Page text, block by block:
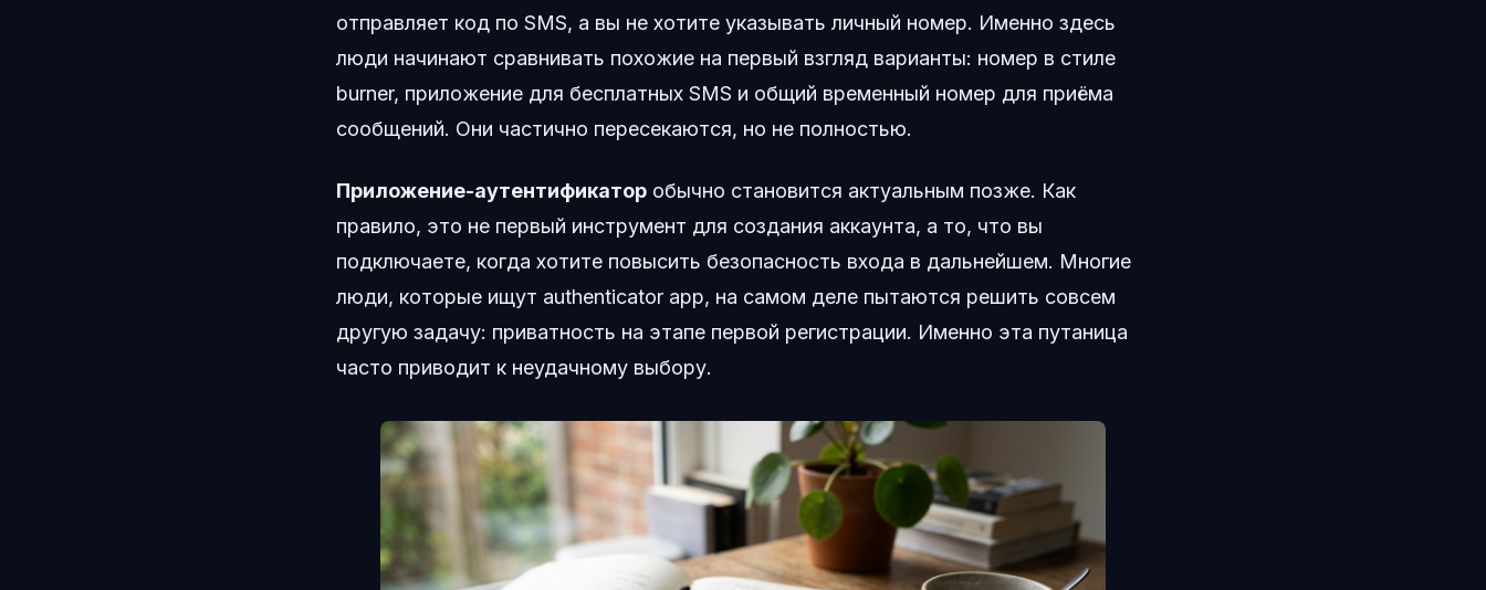
отправляет код по SMS, а вы не хотите указывать личный номер. Именно здесь
люди начинают сравнивать похожие на первый взгляд варианты: номер в стиле
burner, приложение для бесплатных SMS и общий временный номер для приёма
сообщений. Они частично пересекаются, но не полностью.
Приложение-аутентификатор обычно становится актуальным позже. Как
правило, это не первый инструмент для создания аккаунта, а то, что вы
подключаете, когда хотите повысить безопасность входа в дальнейшем. Многие
люди, которые ищут authenticator app, на самом деле пытаются решить совсем
другую задачу: приватность на этапе первой регистрации. Именно эта путаница
часто приводит к неудачному выбору.